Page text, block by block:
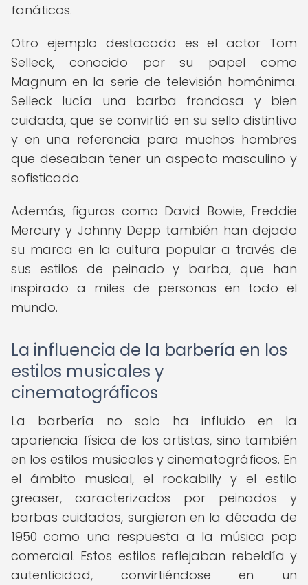
fanáticos.
Otro ejemplo destacado es el actor Tom
Selleck, conocido por su papel como
Magnum en la serie de televisión homónima.
Selleck lucía una barba frondosa y bien
cuidada, que se convirtió en su sello distintivo
y en una referencia para muchos hombres
que deseaban tener un aspecto masculino y
sofisticado.
Además, figuras como David Bowie, Freddie
Mercury y Johnny Depp también han dejado
su marca en la cultura popular a través de
sus estilos de peinado y barba, que han
inspirado a miles de personas en todo el
mundo.
La influencia de la barbería en los
estilos musicales y
cinematográficos
La barbería no solo ha influido en la
apariencia física de los artistas, sino también
en los estilos musicales y cinematográficos. En
el ámbito musical, el rockabilly y el estilo
greaser, caracterizados por peinados y
barbas cuidadas, surgieron en la década de
1950 como una respuesta a la música pop
comercial. Estos estilos reflejaban rebeldía y
autenticidad, convirtiéndose en un